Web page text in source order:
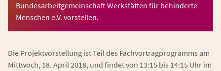
Bundesarbeitgemeinschaft Werkstätten für behinderte
Menschen e.V. vorstellen.
Die Projektvorstellung ist Teil des Fachvortragprogramms am
Mittwoch, 18. April 2018, und findet von 13:15 bis 14:15 Uhr im